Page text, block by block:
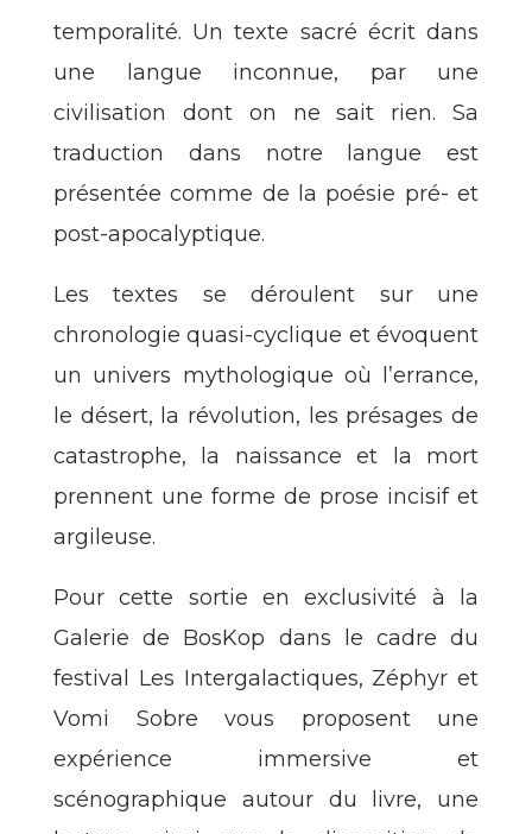
temporalité. Un texte sacré écrit dans
une langue inconnue, par une
civilisation dont on ne sait rien. Sa
traduction dans notre langue est
présentée comme de la poésie pré- et
post-apocalyptique.
Les textes se déroulent sur une
chronologie quasi-cyclique et évoquent
un univers mythologique où l’errance,
le désert, la révolution, les présages de
catastrophe, la naissance et la mort
prennent une forme de prose incisif et
argileuse.
Pour cette sortie en exclusivité à la
Galerie de BosKop dans le cadre du
festival Les Intergalactiques, Zéphyr et
Vomi Sobre vous proposent une
expérience immersive et
scénographique autour du livre, une